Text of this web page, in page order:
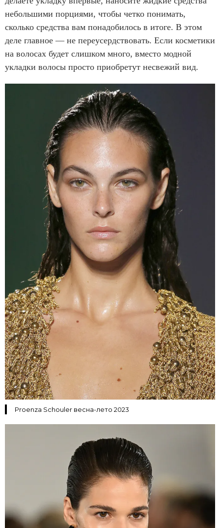
небольшими порциями, чтобы четко понимать,
сколько средства вам понадобилось в итоге. В этом
деле главное — не переусердствовать. Если косметики
на волосах будет слишком много, вместо модной
укладки волосы просто приобретут несвежий вид.
Proenza Schouler весна-лето 2023